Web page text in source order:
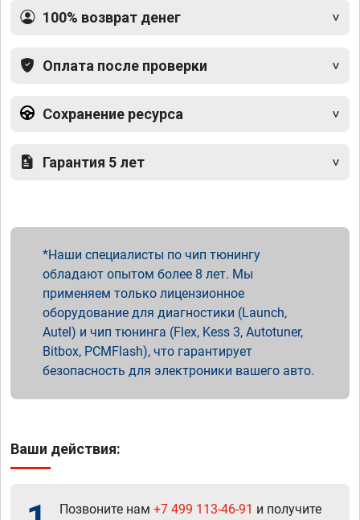
100% возврат денег
Оплата после проверки
Сохранение ресурса
Гарантия 5 лет
Наши специалисты по чип тюнингу
обладают опытом более 8 лет. Мы
применяем только лицензионное
оборудование для диагностики (Launch,
Autel) и чип тюнинга (Flex, Kess 3, Autotuner,
Bitbox, PCMFlash), что гарантирует
безопасность для электроники вашего авто.
Ваши действия:
Позвоните нам +7 499 113-46-91 и получите